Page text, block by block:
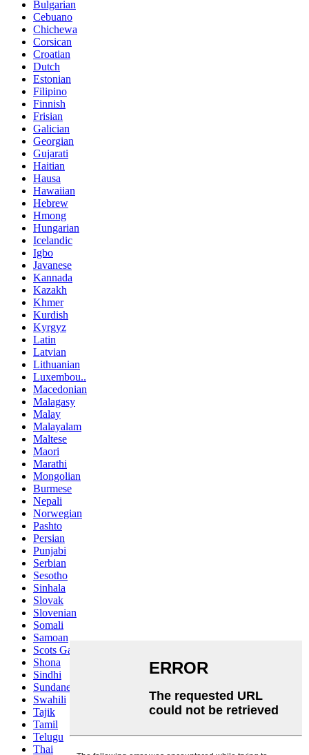
Bulgarian
Cebuano
Chichewa
Corsican
Croatian
Dutch
Estonian
Filipino
Finnish
Frisian
Galician
Georgian
Gujarati
Haitian
Hausa
Hawaiian
Hebrew
Hmong
Hungarian
Icelandic
Igbo
Javanese
Kannada
Kazakh
Khmer
Kurdish
Kyrgyz
Latin
Latvian
Lithuanian
Luxembou..
Macedonian
Malagasy
Malay
Malayalam
Maltese
Maori
Marathi
Mongolian
Burmese
Nepali
Norwegian
Pashto
Persian
Punjabi
Serbian
Sesotho
Sinhala
Slovak
Slovenian
Somali
Samoan
Scots Gaelic
Shona
Sindhi
Sundanese
Swahili
Tajik
Tamil
Telugu
Thai